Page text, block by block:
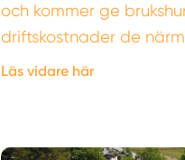
och kommer ge
driftskostnader de
Läs vidare här